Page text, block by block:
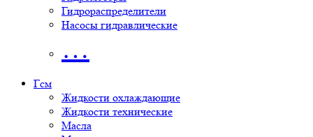
Гидрораспределители
Насосы гидравлические
…
Гсм
Жидкости охлаждающие
Жидкости технические
Масла